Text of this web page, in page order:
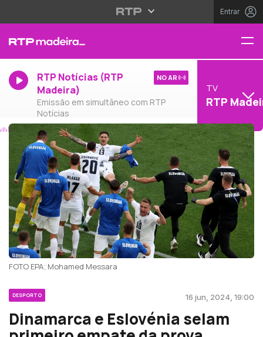
Entrar
RTP Notícias (RTP
Madeira)
Emissão em simultâneo com RTP
Notícias
NO AR
TV
RTP
FOTO EPA; Mohamed Messara
DESPORTO 16 jun, 2024, 19:00
Dinamarca e Eslovénia selam